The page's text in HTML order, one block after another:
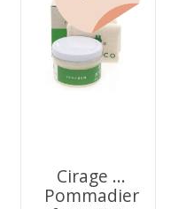
Cirage -
Pommadier